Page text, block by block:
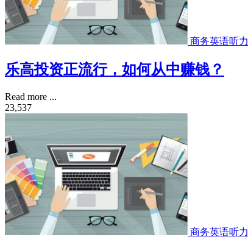
商务英语听力
乐高投资正流行，如何从中赚钱？
Read more ...
23,537
商务英语听力